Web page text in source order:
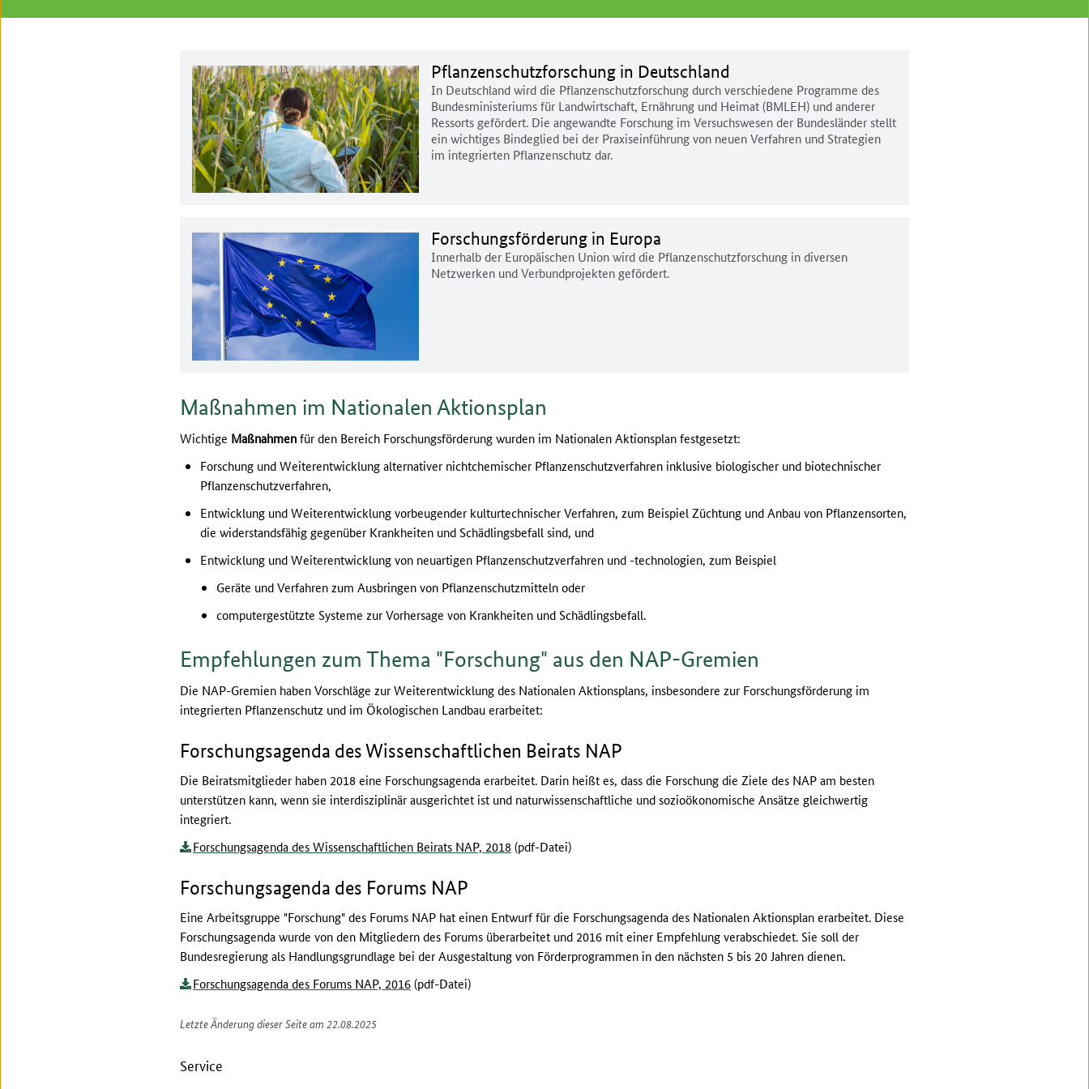
Pflanzenschutzforschung in Deutschland
In Deutschland wird die Pflanzenschutzforschung durch verschiedene Programme des
Bundesministeriums für Landwirtschaft, Ernährung und Heimat (BMLEH) und anderer
Ressorts gefördert. Die angewandte Forschung im Versuchswesen der Bundesländer stellt
ein wichtiges Bindeglied bei der Praxiseinführung von neuen Verfahren und Strategien
im integrierten Pflanzenschutz dar.
Forschungsförderung in Europa
Innerhalb der Europäischen Union wird die Pflanzenschutzforschung in diversen
Netzwerken und Verbundprojekten gefördert.
Maßnahmen im Nationalen Aktionsplan
Wichtige Maßnahmenfür den Bereich Forschungsförderung wurden im Nationalen Aktionsplan festgesetzt:
Forschung und Weiterentwicklung alternativer nichtchemischer Pflanzenschutzverfahren inklusive biologischer und biotechnischer
Pflanzenschutzverfahren,
Entwicklung und Weiterentwicklung vorbeugender kulturtechnischer Verfahren, zum Beispiel Züchtung und Anbau von Pflanzensorten,
die widerstandsfähig gegenüber Krankheiten und Schädlingsbefall sind, und
Entwicklung und Weiterentwicklung von neuartigen Pflanzenschutzverfahren und -technologien, zum Beispiel
Geräte und Verfahren zum Ausbringen von Pflanzenschutzmitteln oder
computergestützte Systeme zur Vorhersage von Krankheiten und Schädlingsbefall.
Empfehlungen zum Thema "Forschung" aus den NAP-Gremien
Die NAP-Gremien haben Vorschläge zur Weiterentwicklung des Nationalen Aktionsplans, insbesondere zur Forschungsförderung im
integrierten Pflanzenschutz und im Ökologischen Landbau erarbeitet:
Forschungsagenda des Wissenschaftlichen Beirats NAP
Die Beiratsmitglieder haben 2018 eine Forschungsagenda erarbeitet. Darin heißt es, dass die Forschung die Ziele des NAP am besten
unterstützen kann, wenn sie interdisziplinär ausgerichtet ist und naturwissenschaftliche und sozioökonomische Ansätze gleichwertig
integriert.
Forschungsagenda des Wissenschaftlichen Beirats NAP, 2018 (pdf-Datei)
Forschungsagenda des Forums NAP
Eine Arbeitsgruppe "Forschung" des Forums NAP hat einen Entwurf für die Forschungsagenda des Nationalen Aktionsplan erarbeitet. Diese
Forschungsagenda wurde von den Mitgliedern des Forums überarbeitet und 2016 mit einer Empfehlung verabschiedet. Sie soll der
Bundesregierung als Handlungsgrundlage bei der Ausgestaltung von Förderprogrammen in den nächsten 5 bis 20 Jahren dienen.
Forschungsagenda des Forums NAP, 2016(pdf-Datei)
Letzte Änderung dieser Seite am 22.08.2025
Service